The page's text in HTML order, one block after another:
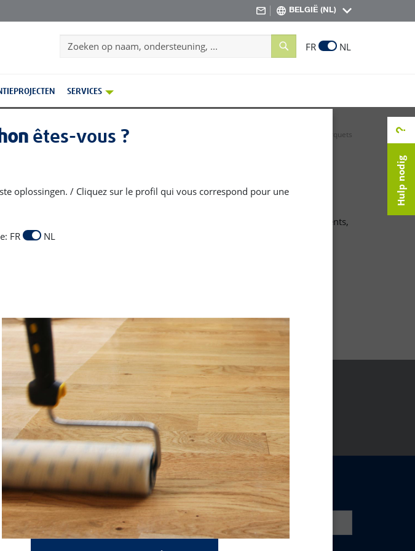
BELGIË (NL)
FR
NL
Search
SERVICES
VOOR BINNEN Dr. Schutz – Pour l'entretien des sols et textiles d'ameublement Parquets
sols parquets. Conçus pour prolonger la beauté et la durabilité des revêtements,
efficaces pour nettoyer, raviver et protéger les surfaces en parquet.
êtes-vous ?
oplossingen. / Cliquez sur le profil qui vous correspond pour une
FR NL
Hulp nodig
VEILIGHEIDSINFORMATIEBLADEN
groep
LINKS
NIEUWSBRIEF